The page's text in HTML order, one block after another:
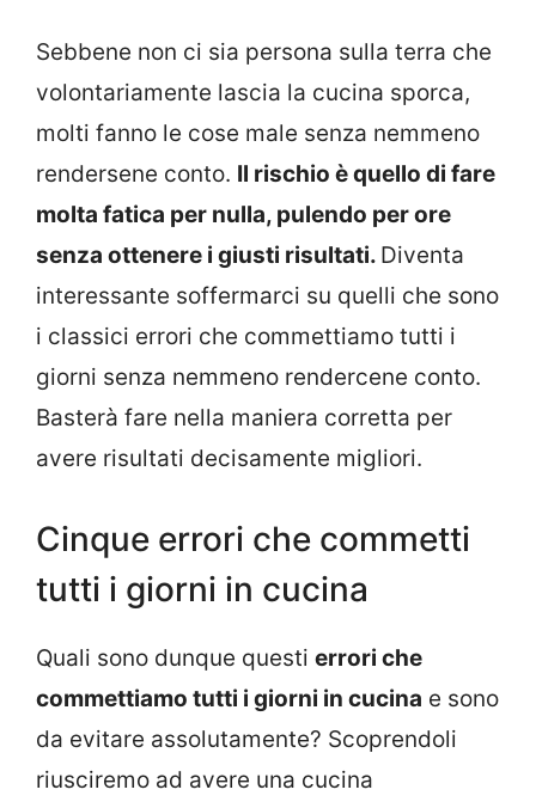
Sebbene non ci sia persona sulla terra che
volontariamente lascia la cucina sporca,
molti fanno le cose male senza nemmeno
rendersene conto. Il rischio è quello di fare
molta fatica per nulla, pulendo per ore
senza ottenere i giusti risultati. Diventa
interessante soffermarci su quelli che sono
i classici errori che commettiamo tutti i
giorni senza nemmeno rendercene conto.
Basterà fare nella maniera corretta per
avere risultati decisamente migliori.
Cinque errori che commetti
tutti i giorni in cucina
Quali sono dunque questi errori che
commettiamo tutti i giorni in cucina e sono
da evitare assolutamente? Scoprendoli
riusciremo ad avere una cucina